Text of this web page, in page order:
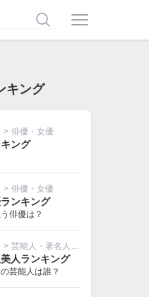
キング
> 俳優・女優
ング
> 俳優・女優
ンキング
俳優は？
> 芸能人・著名人その他
人ランキング
芸能人は誰？